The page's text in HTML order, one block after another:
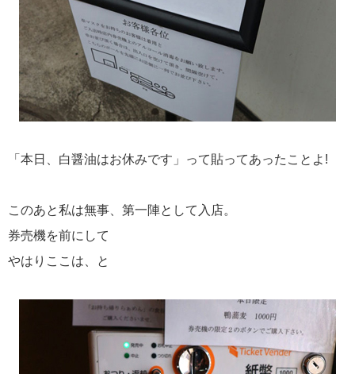
「本日、白醤油はお休みです」って貼ってあったことよ!
このあと私は無事、第一陣として入店。
券売機を前にして
やはりここは、と